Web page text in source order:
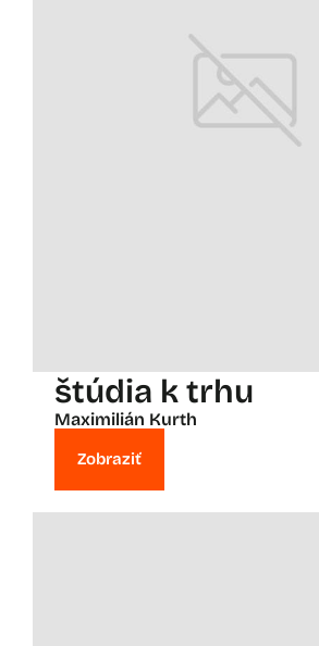
štúdia k trhu
Maximilián Kurth
Zobraziť